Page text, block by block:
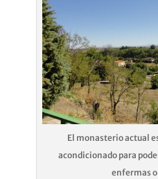
El monasterio actual
acondicionado para
enfermas